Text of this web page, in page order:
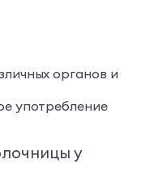
органов и
употребление
у